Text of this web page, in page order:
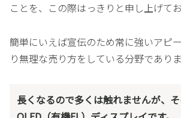
ことを、この際はっきりと申し上げてお
簡単にいえば宣伝のため常に強いアピ
り無理な売り方をしている分野でありま
長くなるので多くは触れませんが、